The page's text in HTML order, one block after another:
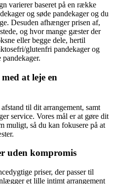
varierer baseret på en række
og søde pandekager og du
Desuden afhænger prisen af,
og hvor mange gæster der
eller begge dele, hertil
glutenfri pandekager og
at leje en
til dit arrangement, samt
service. Vores mål er at gøre dit
muligt, så du kan fokusere på at
uden kompromis
priser, der passer til
et lille intimt arrangement